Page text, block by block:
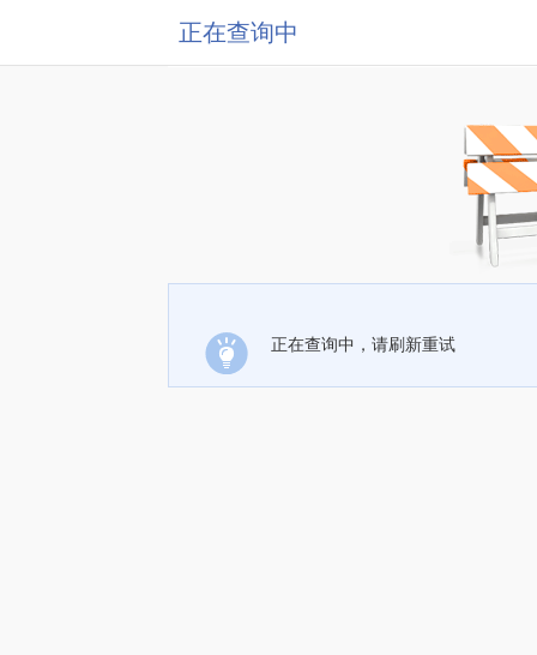
正在查询中
正在查询中，请刷新重试